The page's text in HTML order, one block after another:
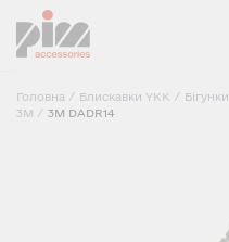
Головна / Блискавки YKK / Бігунки
3M / 3M DADR14